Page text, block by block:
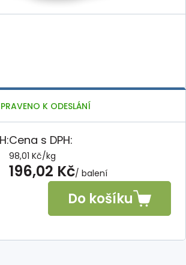
K ODESLÁNÍ
Cena s DPH:
98,01 Kč/kg
196,02 Kč/ balení
Do košíku